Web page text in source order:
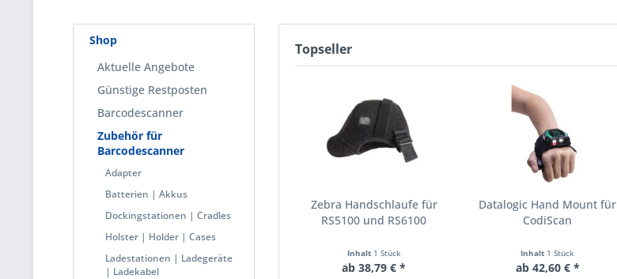
Shop
Aktuelle Angebote
Günstige Restposten
Barcodescanner
Zubehör für
Barcodescanner
Adapter
Batterien | Akkus
Dockingstationen | Cradles
Holster | Holder | Cases
Ladestationen | Ladegeräte
| Ladekabel
Topseller
Zebra Handschlaufe für
RS5100 und RS6100
Inhalt 1 Stück
ab 38,79 € *
Datalogic Hand Mount für
CodiScan
Inhalt 1 Stück
ab 42,60 € *